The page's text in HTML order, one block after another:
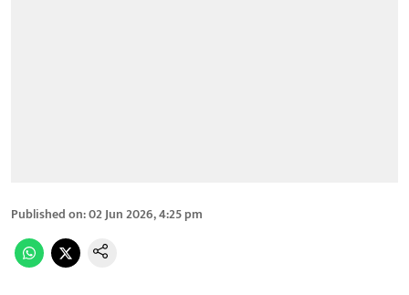
Published on:02 Jun 2026, 4:25 pm